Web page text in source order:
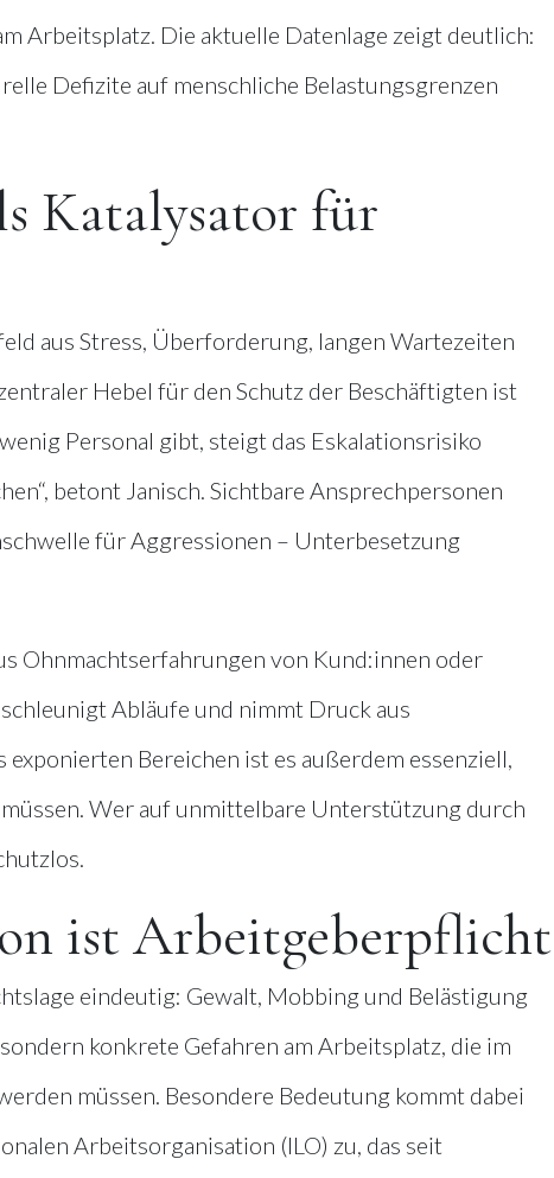
Arbeitsplatz. Die aktuelle Datenlage zeigt deutlich:
Defizite auf menschliche Belastungsgrenzen
Katalysator für
aus Stress, Überforderung, langen Wartezeiten
Hebel für den Schutz der Beschäftigten ist
Personal gibt, steigt das Eskalationsrisiko
betont Janisch. Sichtbare Ansprechpersonen
für Aggressionen – Unterbesetzung
Ohnmachtserfahrungen von Kund:innen oder
Abläufe und nimmt Druck aus
Bereichen ist es außerdem essenziell,
Wer auf unmittelbare Unterstützung durch
ist Arbeitgeberpflicht
eindeutig: Gewalt, Mobbing und Belästigung
konkrete Gefahren am Arbeitsplatz, die im
müssen. Besondere Bedeutung kommt dabei
Arbeitsorganisation (ILO) zu, das seit